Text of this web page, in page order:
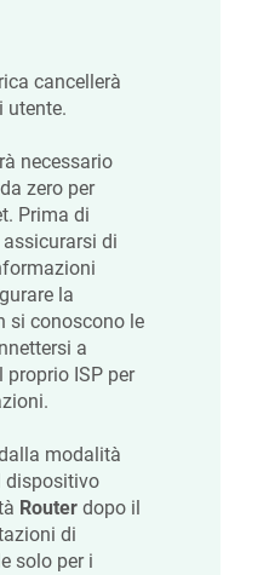
cancellerà
utente.
necessario
zero per
Prima di
di
la
si conoscono le
a
proprio ISP per
modalità
dispositivo
Router dopo il
di
solo per i